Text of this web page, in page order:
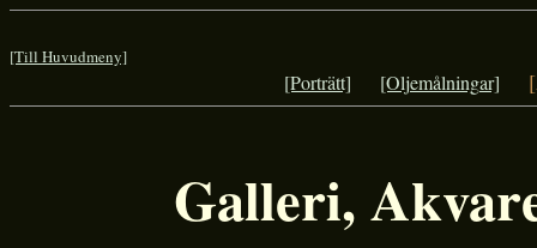
[Till Huvudmeny]
[Porträtt] [Oljemålningar]
Galleri,